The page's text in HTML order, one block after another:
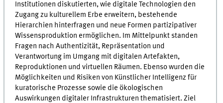
Institutionen diskutierten, wie digitale Technologien den
Zugang zu kulturellem Erbe erweitern, bestehende
Hierarchien hinterfragen und neue Formen partizipativer
Wissensproduktion ermöglichen. Im Mittelpunkt standen
Fragen nach Authentizität, Repräsentation und
Verantwortung im Umgang mit digitalen Artefakten,
Reproduktionen und virtuellen Räumen. Ebenso wurden die
Möglichkeiten und Risiken von Künstlicher Intelligenz für
kuratorische Prozesse sowie die ökologischen
Auswirkungen digitaler Infrastrukturen thematisiert. Ziel